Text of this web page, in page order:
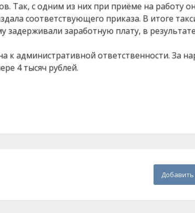
Так, с одним из них при приёме на работу
соответствующего приказа. В итоге
заработную плату, в
административной ответственности. За
4 тысяч рублей.